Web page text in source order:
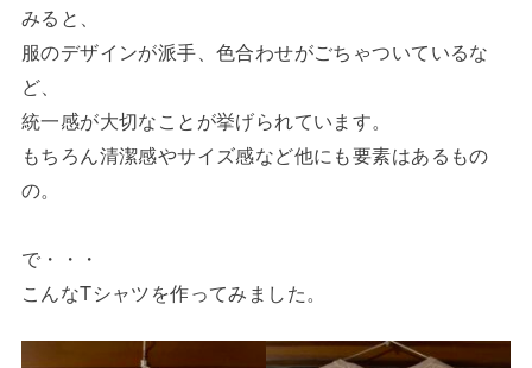
みると、
服のデザインが派手、色合わせがごちゃついているな
ど、
統一感が大切なことが挙げられています。
もちろん清潔感やサイズ感など他にも要素はあるもの
の。
で・・・
こんなTシャツを作ってみました。